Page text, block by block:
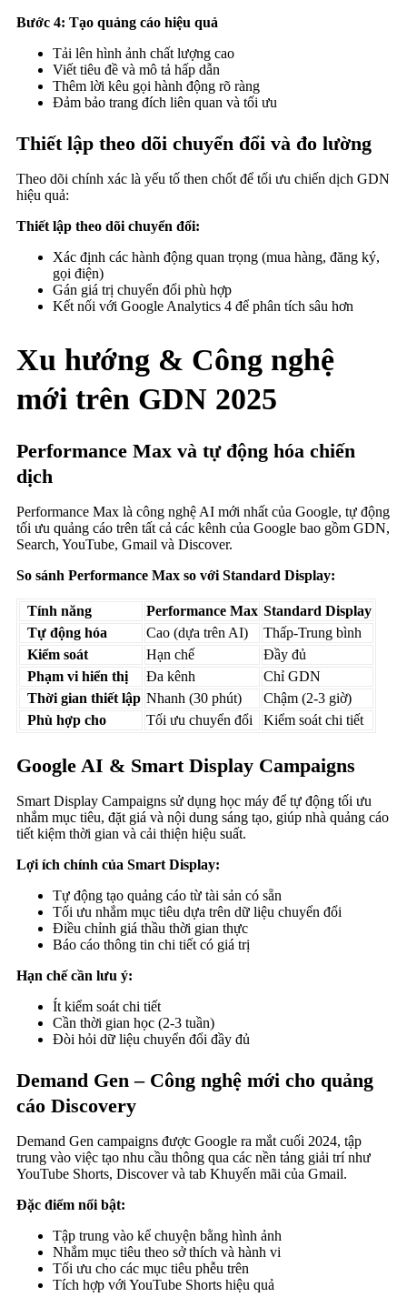
Bước 4: Tạo quảng cáo hiệu quả
Tải lên hình ảnh chất lượng cao
Viết tiêu đề và mô tả hấp dẫn
Thêm lời kêu gọi hành động rõ ràng
Đảm bảo trang đích liên quan và tối ưu
Thiết lập theo dõi chuyển đổi và đo lường
Theo dõi chính xác là yếu tố then chốt để tối ưu chiến dịch GDN
hiệu quả:
Thiết lập theo dõi chuyển đổi:
Xác định các hành động quan trọng (mua hàng, đăng ký,
gọi điện)
Gán giá trị chuyển đổi phù hợp
Kết nối với Google Analytics 4 để phân tích sâu hơn
Xu hướng & Công nghệ
mới trên GDN 2025
Performance Max và tự động hóa chiến
dịch
Performance Max là công nghệ AI mới nhất của Google, tự động
tối ưu quảng cáo trên tất cả các kênh của Google bao gồm GDN,
Search, YouTube, Gmail và Discover.
So sánh Performance Max so với Standard Display:
Tính năng Performance Max Standard Display
Tự động hóa
Cao (dựa trên AI)
Thấp-Trung bình
Kiểm soát
Hạn chế
Đầy đủ
Phạm vi hiển thị
Đa kênh
Chỉ GDN
Thời gian thiết lập Nhanh (30 phút)
Chậm (2-3 giờ)
Phù hợp cho
Tối ưu chuyển đổi Kiểm soát chi tiết
Google AI & Smart Display Campaigns
Smart Display Campaigns sử dụng học máy để tự động tối ưu
nhắm mục tiêu, đặt giá và nội dung sáng tạo, giúp nhà quảng cáo
tiết kiệm thời gian và cải thiện hiệu suất.
Lợi ích chính của Smart Display:
Tự động tạo quảng cáo từ tài sản có sẵn
Tối ưu nhắm mục tiêu dựa trên dữ liệu chuyển đổi
Điều chỉnh giá thầu thời gian thực
Báo cáo thông tin chi tiết có giá trị
Hạn chế cần lưu ý:
Ít kiểm soát chi tiết
Cần thời gian học (2-3 tuần)
Đòi hỏi dữ liệu chuyển đổi đầy đủ
Demand Gen – Công nghệ mới cho quảng
cáo Discovery
Demand Gen campaigns được Google ra mắt cuối 2024, tập
trung vào việc tạo nhu cầu thông qua các nền tảng giải trí như
YouTube Shorts, Discover và tab Khuyến mãi của Gmail.
Đặc điểm nổi bật:
Tập trung vào kể chuyện bằng hình ảnh
Nhắm mục tiêu theo sở thích và hành vi
Tối ưu cho các mục tiêu phễu trên
Tích hợp với YouTube Shorts hiệu quả